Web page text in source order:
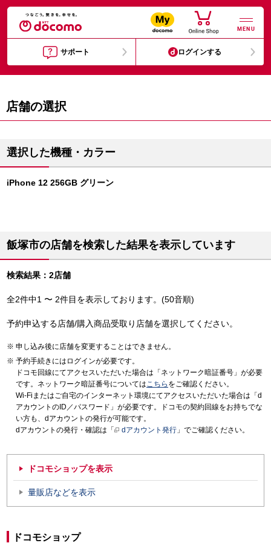
MENU
サポート ログインする
店舗の選択
選択した機種・カラー
iPhone 12 256GB グリーン
飯塚市の店舗を検索した結果を表示しています
検索結果：2店舗
全2件中1 〜 2件目を表示しております。(50音順)
予約申込する店舗/購入商品受取り店舗を選択してください。
申し込み後に店舗を変更することはできません。
予約手続きにはログインが必要です。
ドコモ回線にてアクセスいただいた場合は「ネットワーク暗証番号」が必要
です。ネットワーク暗証番号についてはこちら をご確認ください。
Wi-Fiまたはご自宅のインターネット環境にてアクセスいただいた場合は「d
アカウントのID／パスワード」が必要です。ドコモの契約回線をお持ちでな
い方も、dアカウントの発行が可能です。
dアカウントの発行・確認は「
dアカウント発行 」でご確認ください。
ドコモショップを表示
量販店などを表示
ドコモショップ